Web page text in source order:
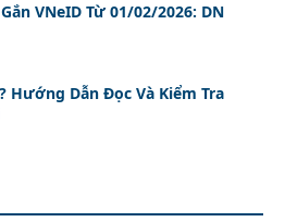
VNeID Từ 01/02/2026: DN
Hướng Dẫn Đọc Và Kiểm Tra